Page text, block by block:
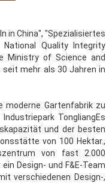
in China", "Spezialisiertes
National Quality Integrity
Ministry of Science and
mehr als 30 Jahren in
moderne Gartenfabrik zu
TongliangEs
und der besten
von 100 Hektar.,
von fast 2.000
Design- und F&E-Team
verschiedenen Design-,